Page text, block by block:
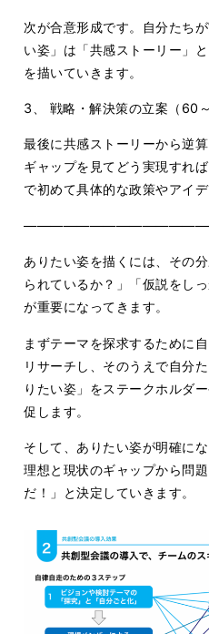
次が合意形成です。自分たち
い姿」は「共感ストーリー」
を描いていきます。
3、 戦略・解決策の立案（60
最後に共感ストーリーから逆
ギャップを見てどう実現すれ
で初めて具体的な政策やアイ
ありたい姿を描くには、その
られているか？」「仮説をし
が重要になってきます。
まずテーマを探求するために
リサーチし、そのうえで自分
りたい姿」をステークホルダ
促します。
そして、ありたい姿が明確に
理想と現状のギャップから問
だ！」と決定していきます。